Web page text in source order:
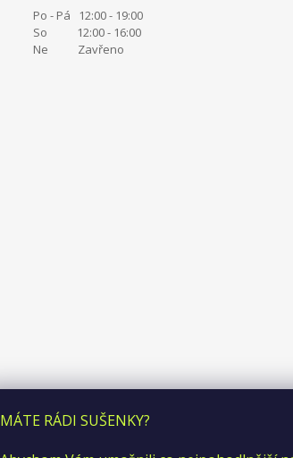
MÁTE RÁDI SUŠENKY?
Po - Pá 12:00 - 19:00
So 12:00 - 16:00
Ne Zavřeno